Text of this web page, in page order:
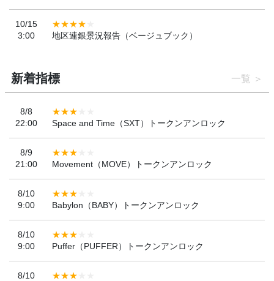
10/15
3:00
地区連銀景況報告（ベージュブック）
新着指標 一覧
8/8
22:00
Space and Time（SXT）トークンアンロック
8/9
21:00
Movement（MOVE）トークンアンロック
8/10
9:00
Babylon（BABY）トークンアンロック
8/10
9:00
Puffer（PUFFER）トークンアンロック
8/10